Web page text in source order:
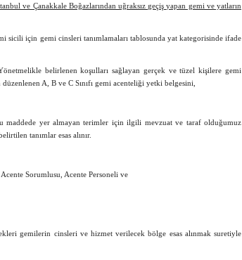
ve Çanakkale Boğazlarından uğraksız geçiş yapan gemi ve yatların
sicili için gemi cinsleri tanımlamaları tablosunda yat kategorisinde ifade
belirlenen koşulları sağlayan gerçek ve tüzel kişilere gemi
A, B ve C Sınıfı gemi acenteliği yetki belgesini,
maddede yer almayan terimler için ilgili mevzuat ve taraf olduğumuz
tanımlar esas alınır.
Sorumlusu, Acente Personeli ve
gemilerin cinsleri ve hizmet verilecek bölge esas alınmak suretiyle